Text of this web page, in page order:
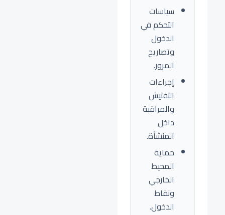
سياسات
التحكم في
الدخول
وتصاريح
المرور.
إجراءات
التفتيش
والمراقبة
داخل
المنشأة.
حماية
المحيط
الخارجي
ونقاط
الدخول.